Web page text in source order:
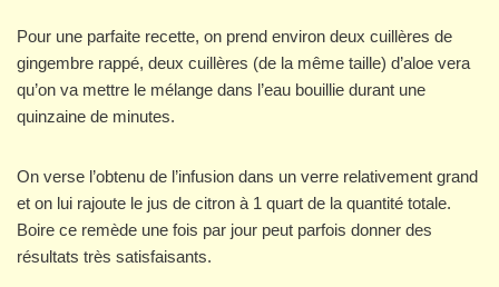
Pour une parfaite recette, on prend environ deux cuillères de
gingembre rappé, deux cuillères (de la même taille) d’aloe vera
qu’on va mettre le mélange dans l’eau bouillie durant une
quinzaine de minutes.
On verse l’obtenu de l’infusion dans un verre relativement grand
et on lui rajoute le jus de citron à 1 quart de la quantité totale.
Boire ce remède une fois par jour peut parfois donner des
résultats très satisfaisants.